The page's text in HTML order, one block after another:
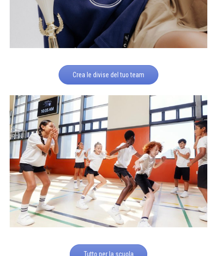
Crea le divise del tuo team
Tutto per la scuola